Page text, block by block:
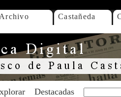
Archivo Castañeda
Destacadas